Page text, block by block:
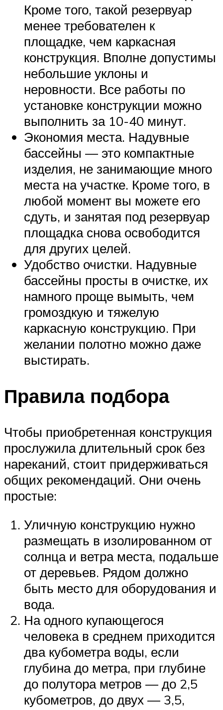
Кроме того, такой резервуар
менее требователен к
площадке, чем каркасная
конструкция. Вполне допустимы
небольшие уклоны и
неровности. Все работы по
установке конструкции можно
выполнить за 10-40 минут.
Экономия места. Надувные
бассейны — это компактные
изделия, не занимающие много
места на участке. Кроме того, в
любой момент вы можете его
сдуть, и занятая под резервуар
площадка снова освободится
для других целей.
Удобство очистки. Надувные
бассейны просты в очистке, их
намного проще вымыть, чем
громоздкую и тяжелую
каркасную конструкцию. При
желании полотно можно даже
выстирать.
Правила подбора
Чтобы приобретенная конструкция
прослужила длительный срок без
нареканий, стоит придерживаться
общих рекомендаций. Они очень
простые:
Уличную конструкцию нужно
размещать в изолированном от
солнца и ветра места, подальше
от деревьев. Рядом должно
быть место для оборудования и
вода.
На одного купающегося
человека в среднем приходится
два кубометра воды, если
глубина до метра, при глубине
до полутора метров — до 2,5
кубометров, до двух — 3,5,